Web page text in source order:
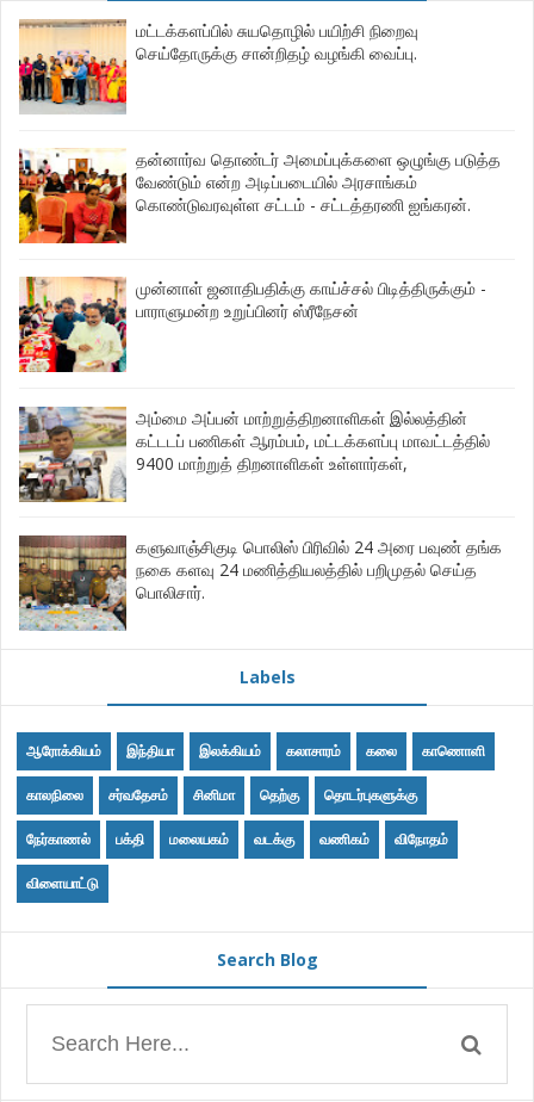
மட்டக்களப்பில் சுயதொழில் பயிற்சி நிறைவு
செய்தோருக்கு சான்றிதழ் வழங்கி வைப்பு.
தன்னார்வ தொண்டர் அமைப்புக்களை ஒழுங்கு படுத்த
வேண்டும் என்ற அடிப்படையில் அரசாங்கம்
கொண்டுவரவுள்ள சட்டம் - சட்டத்தரணி ஐங்கரன்.
முன்னாள் ஜனாதிபதிக்கு காய்ச்சல் பிடித்திருக்கும் -
பாராளுமன்ற உறுப்பினர் ஸ்ரீநேசன்
அம்மை அப்பன் மாற்றுத்திறனாளிகள் இல்லத்தின்
கட்டடப் பணிகள் ஆரம்பம், மட்டக்களப்பு மாவட்டத்தில்
9400 மாற்றுத் திறனாளிகள் உள்ளார்கள்,
களுவாஞ்சிகுடி பொலிஸ் பிரிவில் 24 அரை பவுண் தங்க
நகை களவு 24 மணித்தியலத்தில் பறிமுதல் செய்த
பொலிசார்.
Labels
ஆரோக்கியம் இந்தியா இலக்கியம் கலாசாரம் கலை காணொளி
காலநிலை சர்வதேசம் சினிமா தெற்கு தொடர்புகளுக்கு
நேர்காணல் பக்தி மலையகம் வடக்கு வணிகம் விநோதம்
விளையாட்டு
Search Blog